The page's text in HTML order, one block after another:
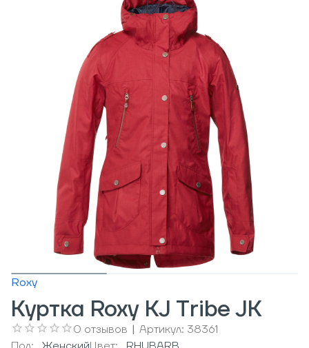
Roxy
Куртка Roxy KJ Tribe JK
0 отзывов | Артикул: 38361